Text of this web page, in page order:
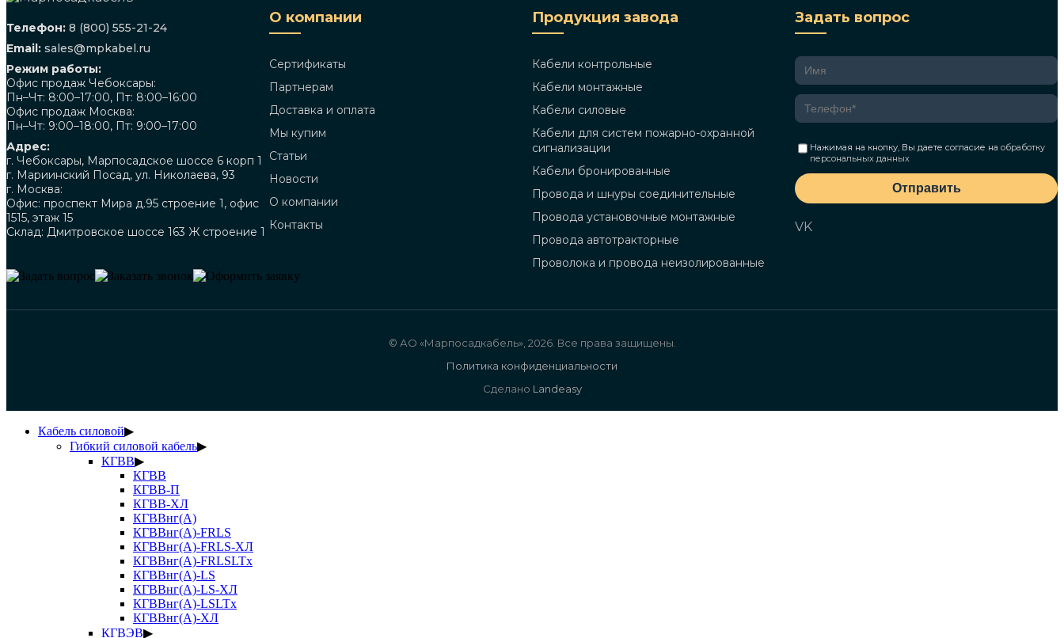
Телефон: 8 (800) 555-21-24
Email: sales@mpkabel.ru
Режим работы:
Офис продаж Чебоксары:
Пн–Чт: 8:00–17:00, Пт: 8:00–16:00
Офис продаж Москва:
Пн–Чт: 9:00–18:00, Пт: 9:00–17:00
Адрес:
г. Чебоксары, Марпосадское шоссе 6 корп 1
г. Мариинский Посад, ул. Николаева, 93
г. Москва:
Офис: проспект Мира д.95 строение 1, офис
1515, этаж 15
Склад: Дмитровское шоссе 163 Ж строение 1
О компании
Сертификаты
Партнерам
Доставка и оплата
Мы купим
Статьи
Новости
О компании
Контакты
Продукция завода
Кабели контрольные
Кабели монтажные
Кабели силовые
Кабели для систем пожарно-охранной
сигнализации
Кабели бронированные
Провода и шнуры соединительные
Провода установочные монтажные
Провода автотракторные
Проволока и провода неизолированные
Задать вопрос
Нажимая на кнопку, Вы даете согласие на обработку
персональных данных
Отправить
VK
© АО «Марпосадкабель», 2026. Все права защищены.
Политика конфиденциальности
Сделано Landeasy
Кабель силовой▶
Гибкий силовой кабель▶
КГВВ▶
КГВВ
КГВВ-П
КГВВ-ХЛ
КГВВнг(А)
КГВВнг(А)-FRLS
КГВВнг(А)-FRLS-ХЛ
КГВВнг(А)-FRLSLTx
КГВВнг(А)-LS
КГВВнг(А)-LS-ХЛ
КГВВнг(А)-LSLTx
КГВВнг(А)-ХЛ
КГВЭВ▶